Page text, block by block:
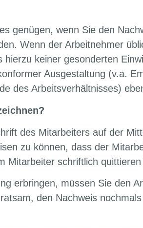
genügen, wenn Sie den
Wenn der Arbeitnehmer
keiner gesonderten
Ausgestaltung (v.a.
des Arbeitsverhältnisses)
des Mitarbeiters auf der
zu können, dass der
Mitarbeiter schriftlich quittieren
erbringen, müssen Sie den
den Nachweis